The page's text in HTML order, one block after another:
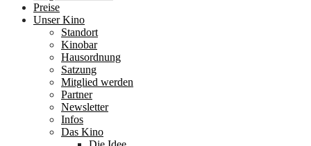
Preise
Unser Kino
Standort
Kinobar
Hausordnung
Satzung
Mitglied werden
Partner
Newsletter
Infos
Das Kino